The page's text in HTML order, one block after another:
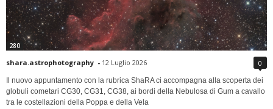
280
shara.astrophotography - 12 Luglio 2026 0
Il nuovo appuntamento con la rubrica ShaRA ci accompagna alla scoperta dei
globuli cometari CG30, CG31, CG38, ai bordi della Nebulosa di Gum a cavallo
tra le costellazioni della Poppa e della Vela